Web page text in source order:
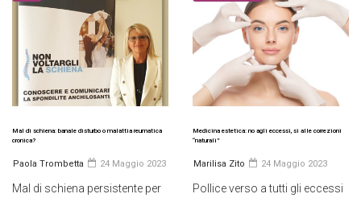
Mal di schiena: banale disturbo o malattia reumatica
cronica?
Paola Trombetta 24 Maggio 2023
Mal di schiena persistente per
Medicina estetica: no agli eccessi, sì alle correzioni
“naturali”
Marilisa Zito 24 Maggio 2023
Pollice verso a tutti gli eccessi